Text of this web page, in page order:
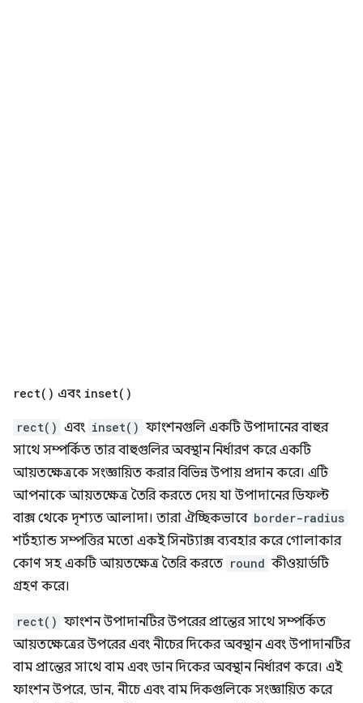
rect( ) এবং inset( )
rect() এবং inset() ফাংশনগুলি একটি উপাদানের বাহুর
সাথে সম্পর্কিত তার বাহুগুলির অবস্থান নির্ধারণ করে একটি
আয়তক্ষেত্রকে সংজ্ঞায়িত করার বিভিন্ন উপায় প্রদান করে। এটি
আপনাকে আয়তক্ষেত্র তৈরি করতে দেয় যা উপাদানের ডিফল্ট
বাক্স থেকে দৃশ্যত আলাদা। তারা ঐচ্ছিকভাবে border-radius
শর্টহ্যান্ড সম্পত্তির মতো একই সিনট্যাক্স ব্যবহার করে গোলাকার
কোণ সহ একটি আয়তক্ষেত্র তৈরি করতে round কীওয়ার্ডটি
গ্রহণ করে।
rect() ফাংশন উপাদানটির উপরের প্রান্তের সাথে সম্পর্কিত
আয়তক্ষেত্রের উপরের এবং নীচের দিকের অবস্থান এবং উপাদানটির
বাম প্রান্তের সাথে বাম এবং ডান দিকের অবস্থান নির্ধারণ করে। এই
ফাংশন উপরে, ডান, নীচে এবং বাম দিকগুলিকে সংজ্ঞায়িত করে